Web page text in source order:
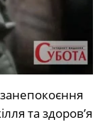
та здоров’я